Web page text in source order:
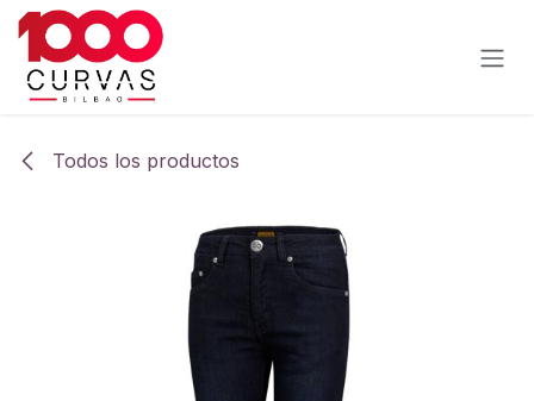
Ir al contenido
Todos los productos